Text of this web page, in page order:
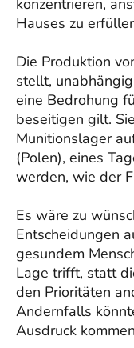
konzentrieren,
Hauses zu
Die Produktion
stellt,
eine Bedrohung
beseitigen gilt.
Munitionslager
(Polen), eines
werden, wie der
Es wäre zu
Entscheidungen
gesundem
Lage trifft, statt
den Prioritäten
Andernfalls
Ausdruck